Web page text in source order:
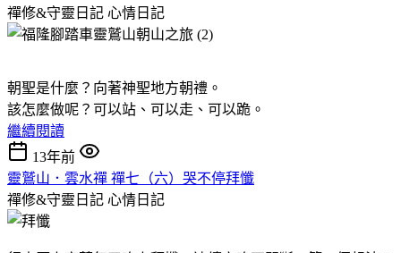
禪修&守靈日記 心情日記
朝聖是什麼？向著神聖地方朝禮。
該怎麼做呢？可以站、可以走、可以跪。
繼續閱讀
13年前
靈鷲山．雲水禪 禪七（六）哭不停拜懺
禪修&守靈日記 心情日記